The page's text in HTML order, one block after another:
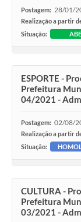
Postagem: 28/01/
Realização a partir
Situação:
ESPORTE -
Prefeitura
04/2021 -
Postagem: 02/08/
Realização a partir
Situação:
CULTURA -
Prefeitura
03/2021 -